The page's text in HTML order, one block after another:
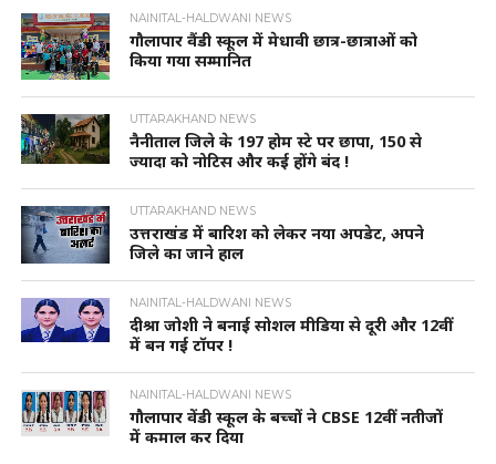
NAINITAL-HALDWANI NEWS
गौलापार वैंडी स्कूल में मेधावी छात्र-छात्राओं को
किया गया सम्मानित
UTTARAKHAND NEWS
नैनीताल जिले के 197 होम स्टे पर छापा, 150 से
ज्यादा को नोटिस और कई होंगे बंद !
UTTARAKHAND NEWS
उत्तराखंड में बारिश को लेकर नया अपडेट, अपने
जिले का जाने हाल
NAINITAL-HALDWANI NEWS
दीश्रा जोशी ने बनाई सोशल मीडिया से दूरी और 12वीं
में बन गई टॉपर !
NAINITAL-HALDWANI NEWS
गौलापार वेंडी स्कूल के बच्चों ने CBSE 12वीं नतीजों
में कमाल कर दिया